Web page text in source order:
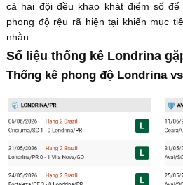
cả hai đội đều khao khát điểm số
phong độ rệu rã hiện tại khiến mục
nhằn.
Số liệu thống kê Londrina
Thống kê phong độ Londrina